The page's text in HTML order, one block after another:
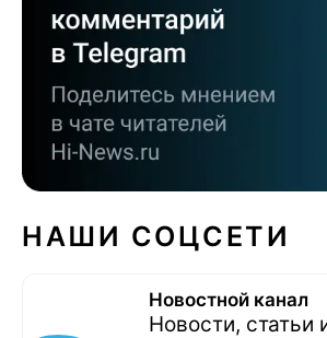
НАШИ СОЦСЕТИ
Новостной канал
Новости, статьи